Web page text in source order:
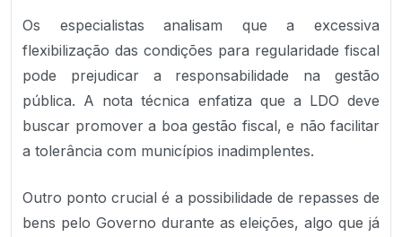
Os especialistas analisam que a excessiva
flexibilização das condições para regularidade fiscal
pode prejudicar a responsabilidade na gestão
pública. A nota técnica enfatiza que a LDO deve
buscar promover a boa gestão fiscal, e não facilitar
a tolerância com municípios inadimplentes.
Outro ponto crucial é a possibilidade de repasses de
bens pelo Governo durante as eleições, algo que já